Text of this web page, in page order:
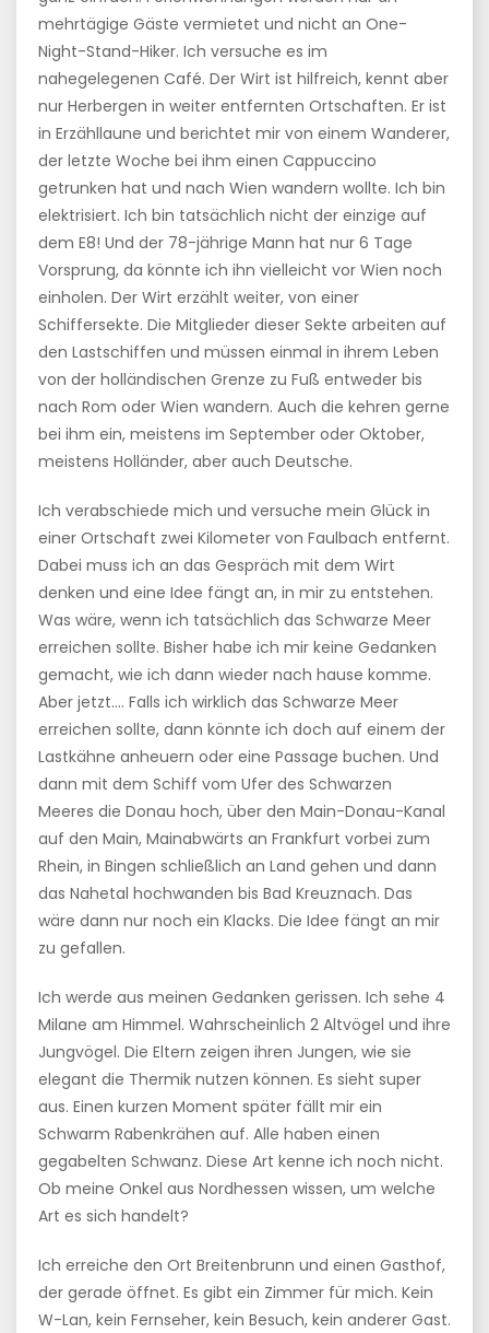
mehrtägige Gäste vermietet und nicht an One-
Night-Stand-Hiker. Ich versuche es im
nahegelegenen Café. Der Wirt ist hilfreich, kennt aber
nur Herbergen in weiter entfernten Ortschaften. Er ist
in Erzähllaune und berichtet mir von einem Wanderer,
der letzte Woche bei ihm einen Cappuccino
getrunken hat und nach Wien wandern wollte. Ich bin
elektrisiert. Ich bin tatsächlich nicht der einzige auf
dem E8! Und der 78-jährige Mann hat nur 6 Tage
Vorsprung, da könnte ich ihn vielleicht vor Wien noch
einholen. Der Wirt erzählt weiter, von einer
Schiffersekte. Die Mitglieder dieser Sekte arbeiten auf
den Lastschiffen und müssen einmal in ihrem Leben
von der holländischen Grenze zu Fuß entweder bis
nach Rom oder Wien wandern. Auch die kehren gerne
bei ihm ein, meistens im September oder Oktober,
meistens Holländer, aber auch Deutsche.
Ich verabschiede mich und versuche mein Glück in
einer Ortschaft zwei Kilometer von Faulbach entfernt.
Dabei muss ich an das Gespräch mit dem Wirt
denken und eine Idee fängt an, in mir zu entstehen.
Was wäre, wenn ich tatsächlich das Schwarze Meer
erreichen sollte. Bisher habe ich mir keine Gedanken
gemacht, wie ich dann wieder nach hause komme.
Aber jetzt…. Falls ich wirklich das Schwarze Meer
erreichen sollte, dann könnte ich doch auf einem der
Lastkähne anheuern oder eine Passage buchen. Und
dann mit dem Schiff vom Ufer des Schwarzen
Meeres die Donau hoch, über den Main-Donau-Kanal
auf den Main, Mainabwärts an Frankfurt vorbei zum
Rhein, in Bingen schließlich an Land gehen und dann
das Nahetal hochwanden bis Bad Kreuznach. Das
wäre dann nur noch ein Klacks. Die Idee fängt an mir
zu gefallen.
Ich werde aus meinen Gedanken gerissen. Ich sehe 4
Milane am Himmel. Wahrscheinlich 2 Altvögel und ihre
Jungvögel. Die Eltern zeigen ihren Jungen, wie sie
elegant die Thermik nutzen können. Es sieht super
aus. Einen kurzen Moment später fällt mir ein
Schwarm Rabenkrähen auf. Alle haben einen
gegabelten Schwanz. Diese Art kenne ich noch nicht.
Ob meine Onkel aus Nordhessen wissen, um welche
Art es sich handelt?
Ich erreiche den Ort Breitenbrunn und einen Gasthof,
der gerade öffnet. Es gibt ein Zimmer für mich. Kein
W-Lan, kein Fernseher, kein Besuch, kein anderer Gast.